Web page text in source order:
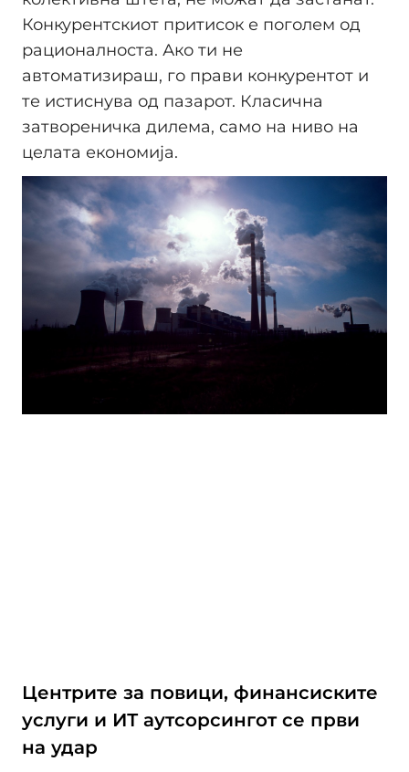
Конкурентскиот притисок е поголем од
рационалноста. Ако ти не
автоматизираш, го прави конкурентот и
те истиснува од пазарот. Класична
затвореничка дилема, само на ниво на
целата економија.
Центрите за повици, финансиските
услуги и ИТ аутсорсингот се први
на удар